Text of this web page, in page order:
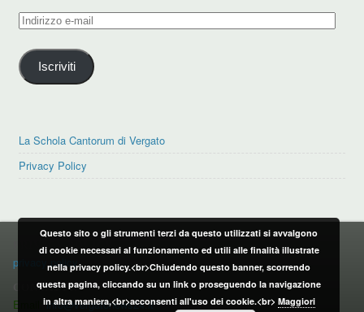
Indirizzo
mail
Iscriviti
La Schola Cantorum di Vergato
Privacy Policy
PRIVACY POLICY
privacy policy
CONTATTI:
Email:info@vergatonews24.it
Questo sito o gli strumenti terzi da questo utilizzati si avvalgono
di cookie necessari al funzionamento ed utili alle finalità illustrate
nella privacy policy.<br>Chiudendo questo banner, scorrendo
questa pagina, cliccando su un link o proseguendo la navigazione
in altra maniera,<br>acconsenti all'uso dei cookie.<br> Maggiori